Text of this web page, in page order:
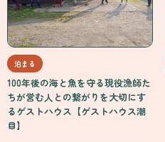
泊まる
100年後の海と魚を守る現役漁師た
ちが営む人との繋がりを大切にす
るゲストハウス【ゲストハウス潮
目】